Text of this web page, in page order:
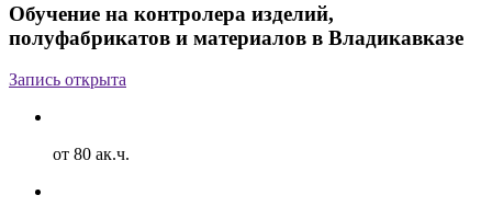
Обучение на контролера изделий,
полуфабрикатов и материалов в Владикавказе
Запись открыта
от 80 ак.ч.